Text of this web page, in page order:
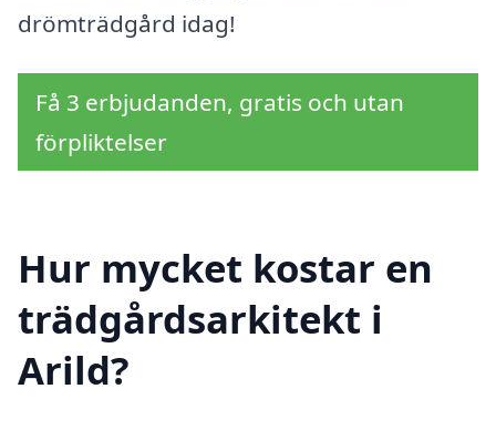
drömträdgård idag!
Få 3 erbjudanden, gratis och utan
förpliktelser
Hur mycket kostar en
trädgårdsarkitekt i
Arild?